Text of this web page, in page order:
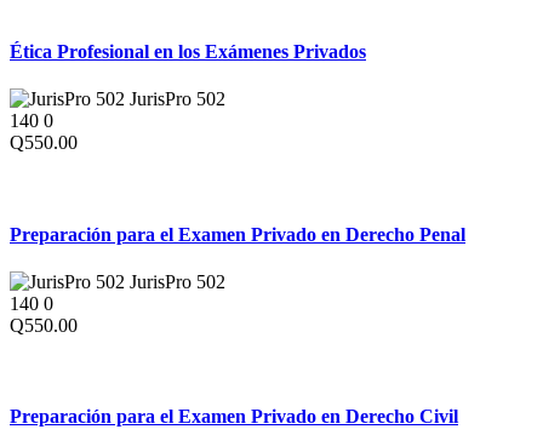
Ética Profesional en los Exámenes Privados
JurisPro 502
140 0
Q550.00
Preparación para el Examen Privado en Derecho Penal
JurisPro 502
140 0
Q550.00
Preparación para el Examen Privado en Derecho Civil